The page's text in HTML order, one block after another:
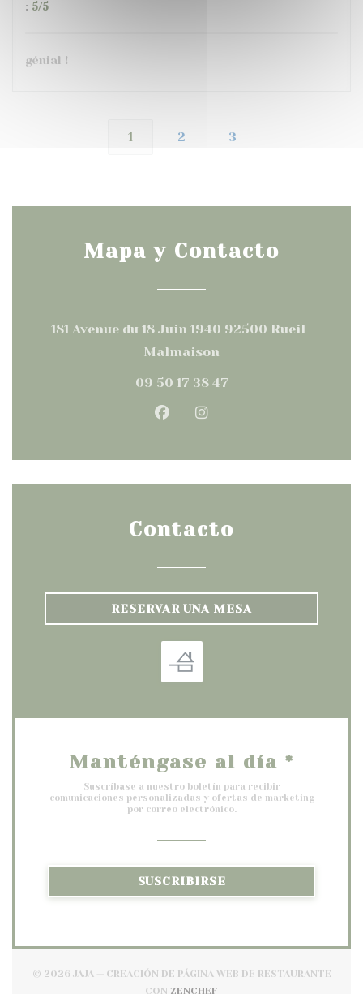
: 5/5
génial !
1 2 3
Mapa y Contacto
181 Avenue du 18 Juin 1940 92500 Rueil-
Malmaison
09 50 17 38 47
Facebook ((abre en una
Contacto
RESERVAR UNA MESA
Manténgase al día *
Suscríbase a nuestro boletín para recibir
comunicaciones personalizadas y ofertas de marketing
por correo electrónico.
SUSCRIBIRSE
© 2026 JAJA — CREACIÓN DE PÁGINA WEB DE RESTAURANTE
CON ZENCHEF